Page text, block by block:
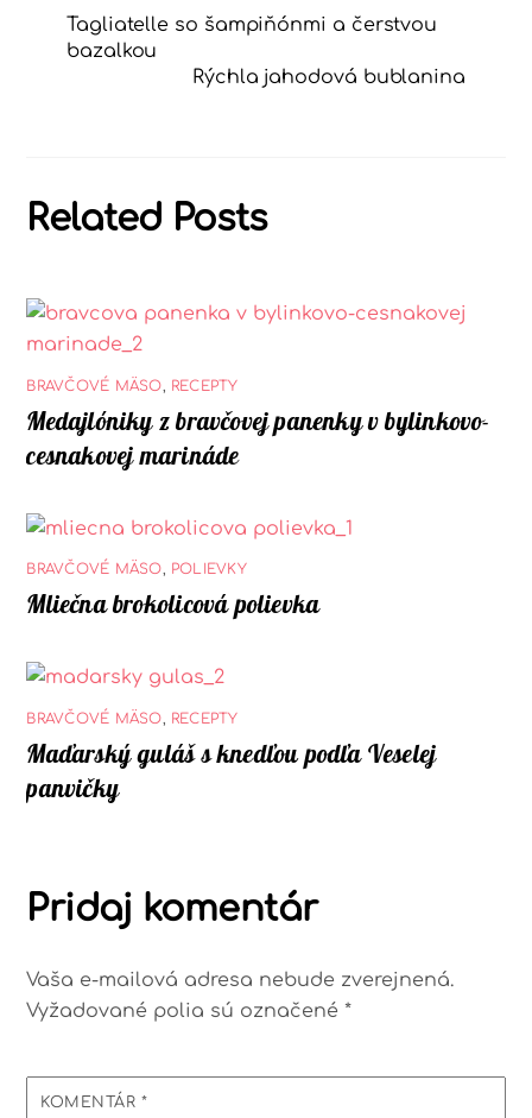
e
b
e
r
ts l
Tagliatelle so šampiňónmi a čerstvou
bazalkou
Rýchla jahodová bublanina
Related Posts
BRAVČOVÉ MÄSO RECEPTY
Medajlóniky z bravčovej panenky v bylinkovo-
cesnakovej marináde
BRAVČOVÉ MÄSO, POLIEVKY
Mliečna brokolicová polievka
BRAVČOVÉ MÄSO, RECEPTY
Maďarský guláš s knedľou podľa Veselej
panvičky
Pridaj komentár
Vaša e-mailová adresa nebude zverejnená.
Vyžadované polia sú označené*
KOMENTÁR*